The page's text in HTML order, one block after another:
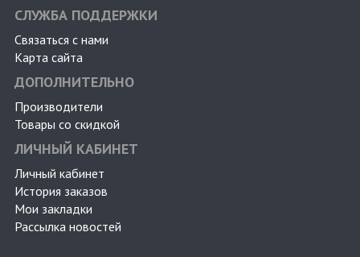
СЛУЖБА ПОДДЕРЖКИ
Связаться с нами
Карта сайта
ДОПОЛНИТЕЛЬНО
Производители
Товары со скидкой
ЛИЧНЫЙ КАБИНЕТ
Личный кабинет
История заказов
Мои закладки
Рассылка новостей